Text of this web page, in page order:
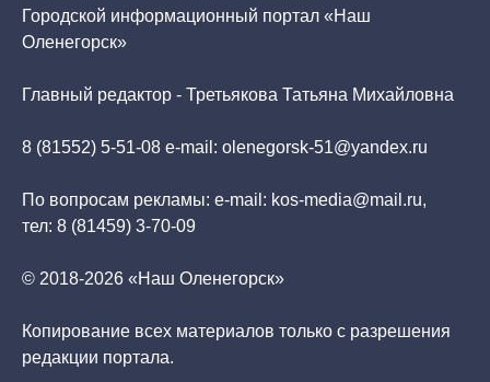
Городской информационный портал «Наш
Оленегорск»
Главный редактор - Третьякова Татьяна Михайловна
8 (81552) 5-51-08 e-mail: olenegorsk-51@yandex.ru
По вопросам рекламы: e-mail: kos-media@mail.ru,
тел: 8 (81459) 3-70-09
© 2018-2026 «Наш Оленегорск»
Копирование всех материалов только с разрешения
редакции портала.